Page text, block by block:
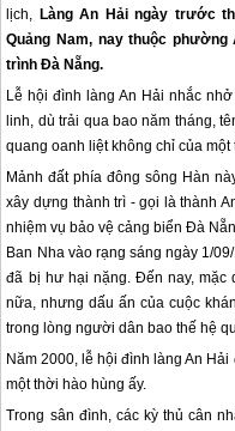
lịch, Làng An Hải ngày trước
Quảng Nam, nay thuộc phường
trình Đà Nẵng.
Lễ hội đình làng An Hải nhắc
linh, dù trải qua bao năm tháng,
quang oanh liệt không chỉ của
Mảnh đất phía đông sông Hàn
xây dựng thành trì - gọi là thành
nhiệm vụ bảo vệ cảng biển Đà
Ban Nha vào rạng sáng ngày 1/
đã bị hư hại nặng. Đến nay, mặc
nữa, nhưng dấu ấn của cuộc
trong lòng người dân bao thế hệ
Năm 2000, lễ hội đình làng An
một thời hào hùng ấy.
Trong sân đình, các kỳ thủ cân